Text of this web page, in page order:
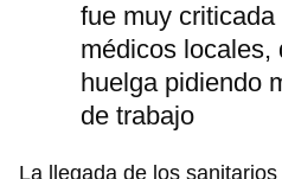
fue muy
médicos locales,
huelga pidiendo
de trabajo
La llegada de los